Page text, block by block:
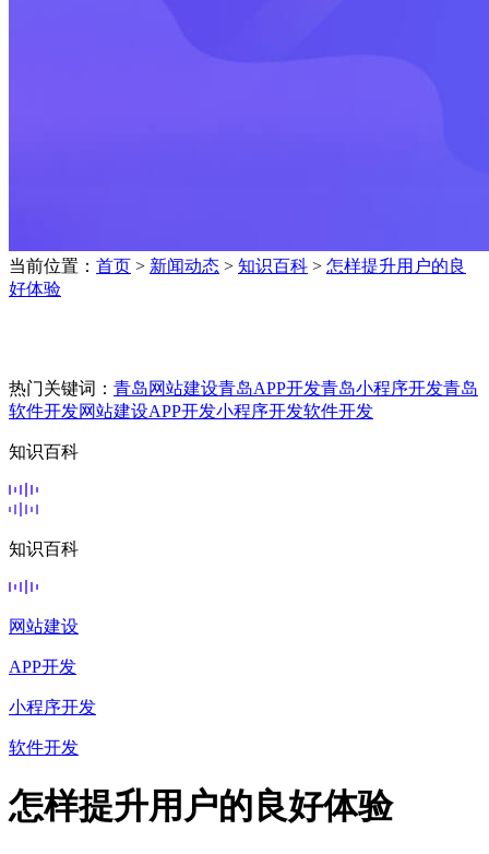
当前位置： 首页 > 新闻动态 > 知识百科 > 怎样提升用户的良
好体验
热门关键词： 青岛网站建设青岛APP开发青岛小程序开发青岛
软件开发网站建设APP开发小程序开发软件开发
知识百科
知识百科
网站建设
APP开发
小程序开发
软件开发
怎样提升用户的良好体验